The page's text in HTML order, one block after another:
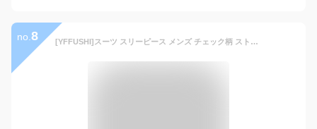
no. 8 [YFFUSHI]スーツ スリーピース メンズ チェック柄 ストライプ フォーマルスーツ 3ピース セット ビジネス カジュアル S-4XL